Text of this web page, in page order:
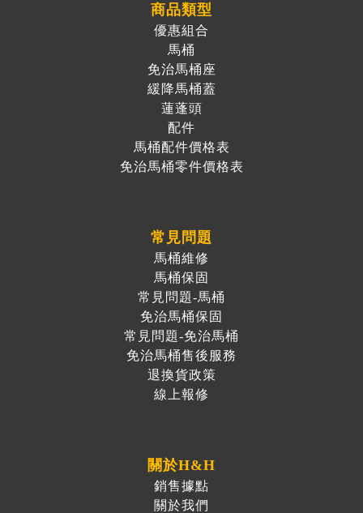
商品類型
優惠組合
馬桶
免治馬桶座
緩降馬桶蓋
蓮蓬頭
配件
馬桶配件價格表
免治馬桶零件價格表
常見問題
馬桶維修
馬桶保固
常見問題-馬桶
免治馬桶保固
常見問題-免治馬桶
免治馬桶售後服務
退換貨政策
線上報修
關於H&H
銷售據點
關於我們